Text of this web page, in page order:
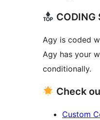
CODING
Agy is coded
Agy has your website
conditionally.
Check
Custom